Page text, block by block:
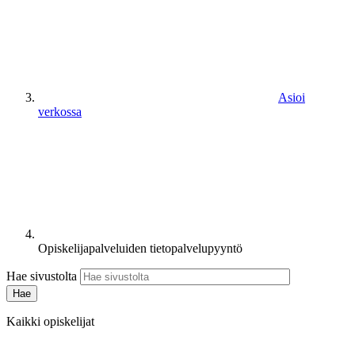
Asioi
verkossa
Opiskelijapalveluiden tietopalvelupyyntö
Hae sivustolta
Kaikki opiskelijat